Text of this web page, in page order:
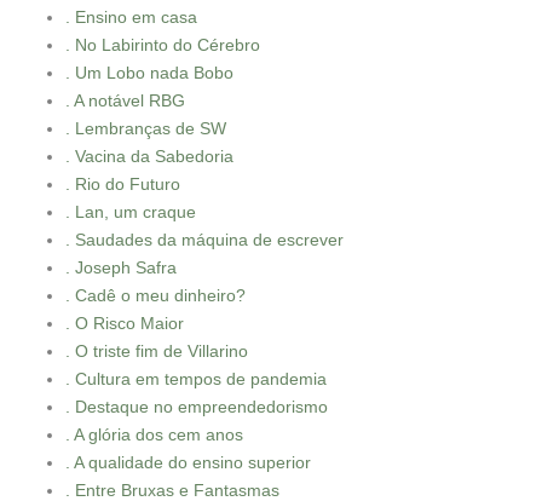
. Ensino em casa
. No Labirinto do Cérebro
. Um Lobo nada Bobo
. A notável RBG
. Lembranças de SW
. Vacina da Sabedoria
. Rio do Futuro
. Lan, um craque
. Saudades da máquina de escrever
. Joseph Safra
. Cadê o meu dinheiro?
. O Risco Maior
. O triste fim de Villarino
. Cultura em tempos de pandemia
. Destaque no empreendedorismo
. A glória dos cem anos
. A qualidade do ensino superior
. Entre Bruxas e Fantasmas